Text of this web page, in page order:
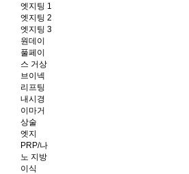
엣지팅 1
엣지팅 2
엣지팅 3
원데이
풀페이
스 거상
브이넥
리프팅
내시경
이마거
상술
엣지
PRP/나
노 지방
이식